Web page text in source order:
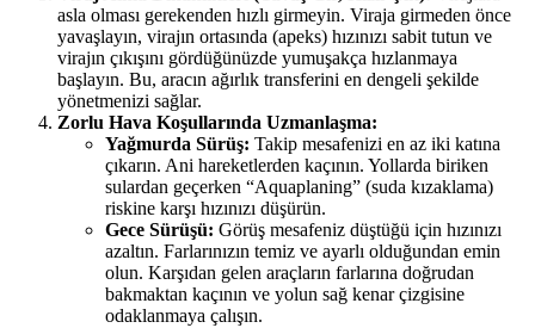
asla olması gerekenden hızlı girmeyin. Viraja girmeden önce
yavaşlayın, virajın ortasında (apeks) hızınızı sabit tutun ve
virajın çıkışını gördüğünüzde yumuşakça hızlanmaya
başlayın. Bu, aracın ağırlık transferini en dengeli şekilde
yönetmenizi sağlar.
Zorlu Hava Koşullarında Uzmanlaşma:
Yağmurda Sürüş: Takip mesafenizi en az iki katına
çıkarın. Ani hareketlerden kaçının. Yollarda biriken
sulardan geçerken “Aquaplaning” (suda kızaklama)
riskine karşı hızınızı düşürün.
Gece Sürüşü: Görüş mesafeniz düştüğü için hızınızı
azaltın. Farlarınızın temiz ve ayarlı olduğundan emin
olun. Karşıdan gelen araçların farlarına doğrudan
bakmaktan kaçının ve yolun sağ kenar çizgisine
odaklanmaya çalışın.